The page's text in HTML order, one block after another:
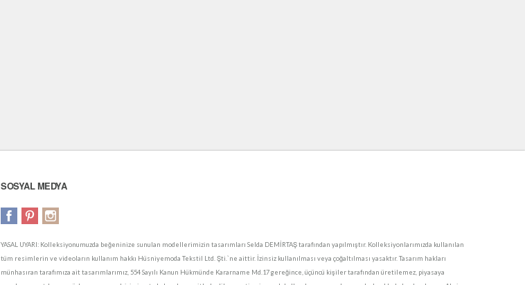
SOSYAL MEDYA
YASAL UYARI: Kolleksiyonumuzda beğeninize sunulan modellerimizin tasarımları Selda DEMİRTAŞ tarafından yapılmıştır. Kolleksiyonlarımızda kullanılan
tüm resimlerin ve videoların kullanım hakkı Hüsniyemoda Tekstil Ltd. Şti.`ne aittir. İzinsiz kullanılması veya çoğaltılması yasaktır. Tasarım hakları
münhasıran tarafımıza ait tasarımlarımız, 554 Sayılı Kanun Hükmünde Kararname Md.17 gereğince, üçüncü kişiler tarafından üretilemez, piyasaya